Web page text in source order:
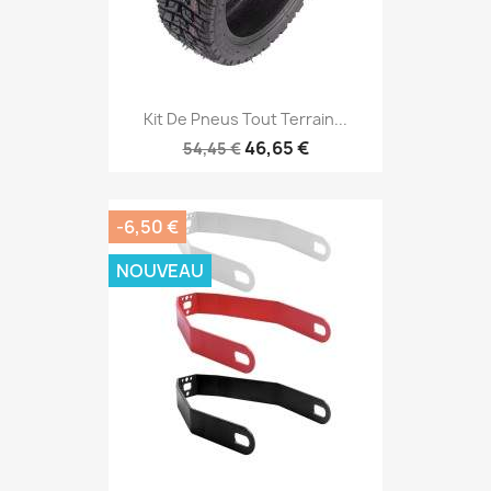
Kit De Pneus Tout Terrain...
54,45 €46,65 €
-6,50 €
NOUVEAU